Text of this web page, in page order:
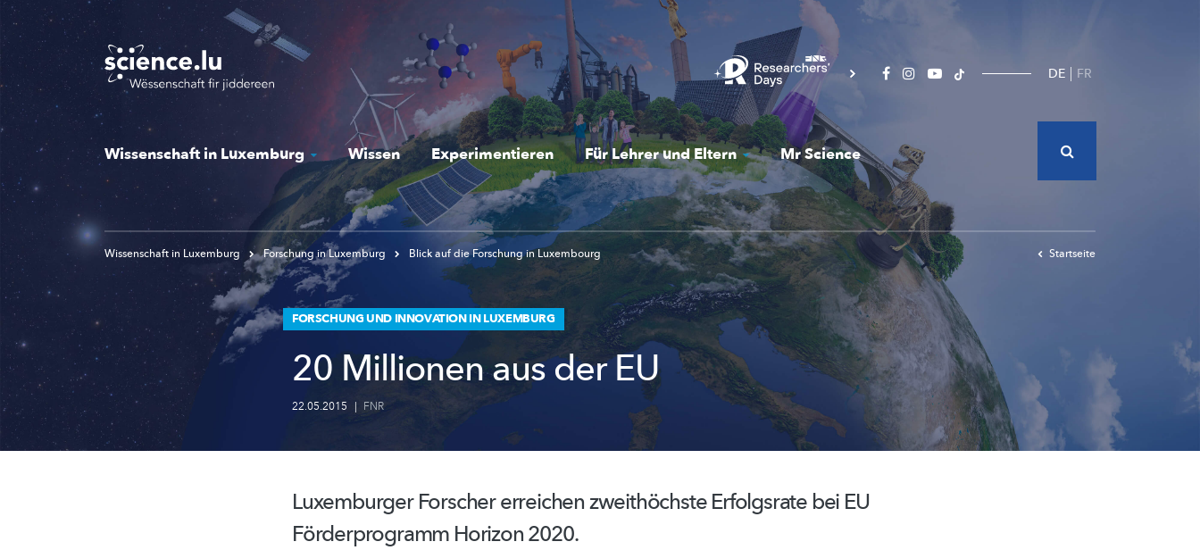
Skip
to
main
content
DE FR
Wissenschaft in Luxemburg Wissen Experimentieren Für Lehrer und Eltern Mr Science
Wissenschaft in Luxemburg Forschung in Luxemburg Blick auf die Forschung in Luxembourg Startseite
FORSCHUNG UND INNOVATION IN LUXEMBURG
20 Millionen aus der EU
22.05.2015 | FNR
Luxemburger Forscher erreichen zweithöchste Erfolgsrate bei EU
Förderprogramm Horizon 2020.